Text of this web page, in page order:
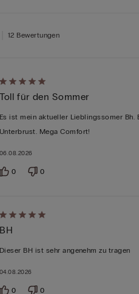
12 Bewertungen
Mit
5
von
5
Toll für den Sommer
Es ist mein aktueller Lieblingssomer
Unterbrust. Mega Comfort!
06.08.2026
0 0
Mit
5
von
bewertet
BH
Dieser BH ist sehr angenehm zu tragen
04.08.2026
0 0